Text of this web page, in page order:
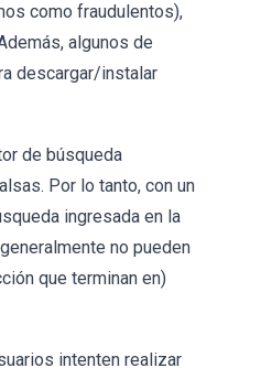
como fraudulentos),
algunos de
descargar/instalar
de búsqueda
Por lo tanto, con un
ingresada en la
no pueden
que terminan en)
intenten realizar